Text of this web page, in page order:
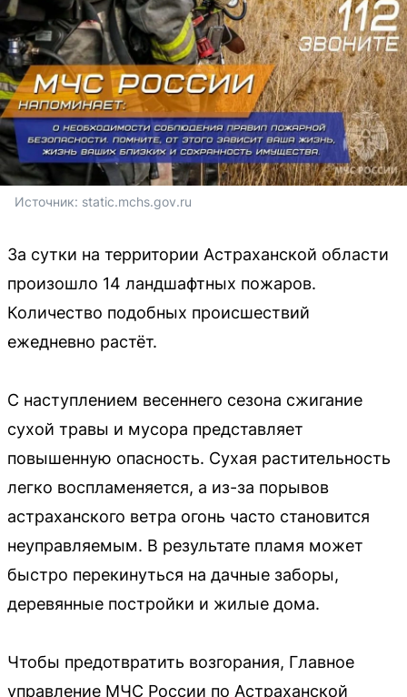
Источник: static.mchs.gov.ru
За сутки на территории Астраханской области
произошло 14 ландшафтных пожаров.
Количество подобных происшествий
ежедневно растёт.
С наступлением весеннего сезона сжигание
сухой травы и мусора представляет
повышенную опасность. Сухая растительность
легко воспламеняется, а из-за порывов
астраханского ветра огонь часто становится
неуправляемым. В результате пламя может
быстро перекинуться на дачные заборы,
деревянные постройки и жилые дома.
Чтобы предотвратить возгорания, Главное
управление МЧС России по Астраханской